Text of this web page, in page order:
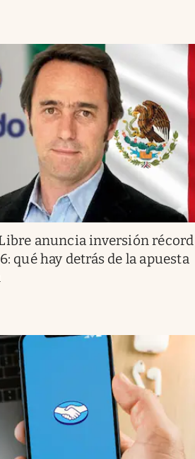
anuncia inversión récord
qué hay detrás de la apuesta